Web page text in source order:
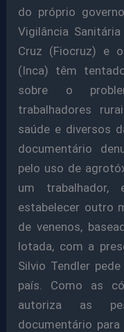
do próprio
Vigilância
Cruz (Fiocruz) e
(Inca) têm
sobre o
trabalhadores
saúde e diversos
documentário
pelo uso de
um
estabelecer outro
de venenos,
lotada, com a
Silvio Tendler
país. Como as
autoriza as
documentário